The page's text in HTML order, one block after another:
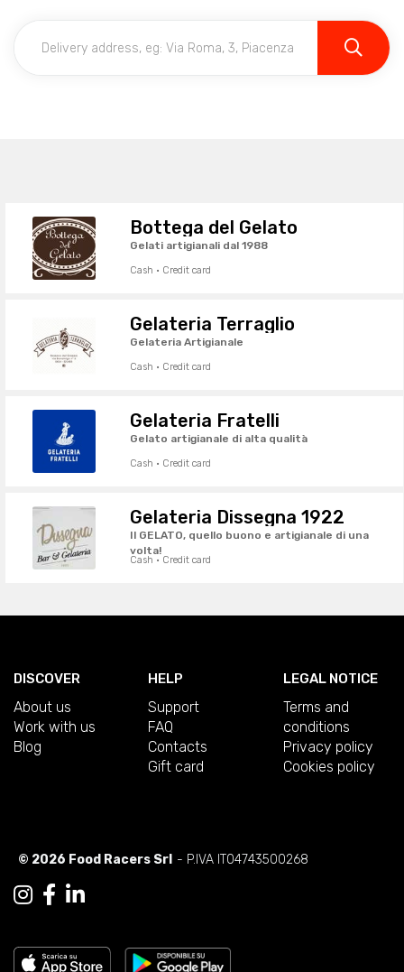
Bottega del Gelato
Gelati artigianali dal 1988
Cash · Credit card
Gelateria Terraglio
Gelateria Artigianale
Cash · Credit card
Gelateria Fratelli
Gelato artigianale di alta qualità
Cash · Credit card
Gelateria Dissegna 1922
Il GELATO, quello buono e artigianale di una
volta!
Cash · Credit card
DISCOVER
About us
Work with us
Blog
HELP
Support
FAQ
Contacts
Gift card
LEGAL NOTICE
Terms and
conditions
Privacy policy
Cookies policy
© 2026 Food Racers Srl - P.IVA IT04743500268